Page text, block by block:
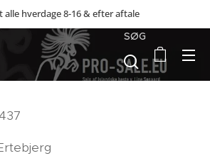
alle hverdage 8-16 & efter aftale
SØG